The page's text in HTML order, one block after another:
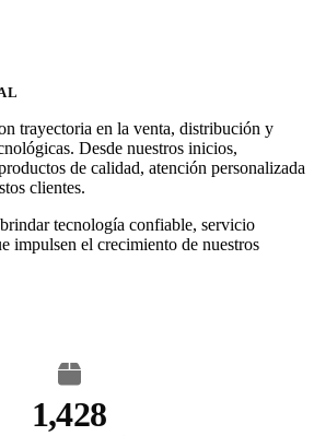
trayectoria en la venta, distribución y
Desde nuestros inicios,
de calidad, atención personalizada
clientes.
tecnología confiable, servicio
impulsen el crecimiento de nuestros
1,428